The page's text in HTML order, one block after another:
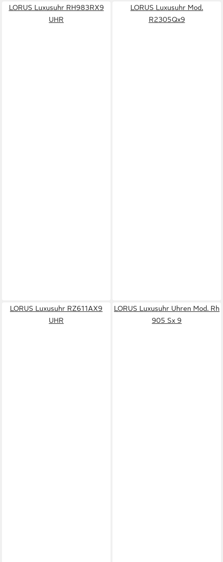
LORUS Luxusuhr RH983RX9
UHR
LORUS Luxusuhr Mod.
R2305Qx9
LORUS Luxusuhr RZ611AX9
UHR
LORUS Luxusuhr Uhren Mod. Rh
905 Sx 9